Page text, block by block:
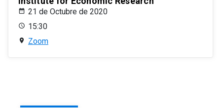
21 de Octubre de 2020
15:30
Zoom